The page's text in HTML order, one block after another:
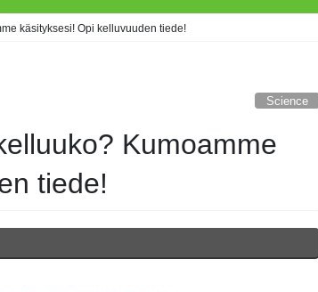
käsityksesi! Opi kelluvuuden tiede!
Science
Kumoamme
tiede!